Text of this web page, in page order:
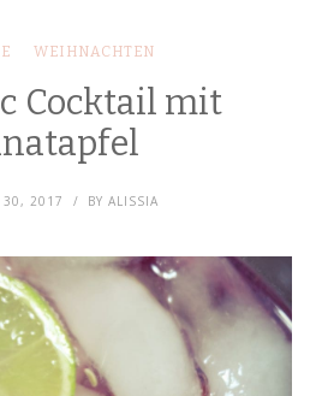
WEIHNACHTEN
Cocktail mit
30, 2017 BY ALISSIA